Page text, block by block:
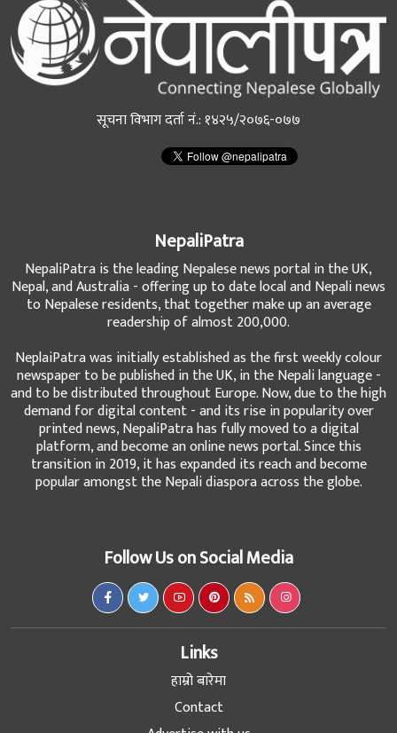
सूचना विभाग दर्ता नं.: १४२५/२०७६-०७७
NepaliPatra
NepaliPatra is the leading Nepalese news portal in the UK,
Nepal, and Australia - offering up to date local and Nepali news
to Nepalese residents, that together make up an average
readership of almost 200,000.
NeplaiPatra was initially established as the first weekly colour
newspaper to be published in the UK, in the Nepali language -
and to be distributed throughout Europe. Now, due to the high
demand for digital content - and its rise in popularity over
printed news, NepaliPatra has fully moved to a digital
platform, and become an online news portal. Since this
transition in 2019, it has expanded its reach and become
popular amongst the Nepali diaspora across the globe.
Follow Us on Social Media
Links
हाम्रो बारेमा
Contact